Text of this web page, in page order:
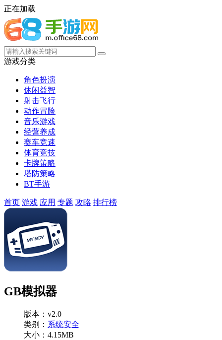
正在加载
游戏分类
角色扮演
休闲益智
射击飞行
动作冒险
音乐游戏
经营养成
赛车竞速
体育竞技
卡牌策略
塔防策略
BT手游
首页 游戏 应用 专题 攻略 排行榜
GB模拟器
版本：v2.0
类别： 系统安全
大小：4.15MB